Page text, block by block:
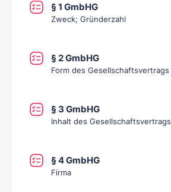
§ 1 GmbHG
Zweck; Gründerzahl
§ 2 GmbHG
Form des Gesellschaftsvertrags
§ 3 GmbHG
Inhalt des Gesellschaftsvertrags
§ 4 GmbHG
Firma